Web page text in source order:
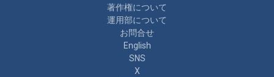
著作権について
運用部について
お問合せ
English
SNS
X